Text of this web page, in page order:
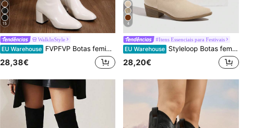
15
WalkInStyle
EU Warehouse FVPFVP Botas femininas de cano alto para equitação com biqueira quadrada, salto grosso, efeito emagrecedor, botas altas versáteis sem atacadores para estilo de rua diário no outono/inverno
28,38€
4
#Itens Essenciais para Festivais
EU Warehouse Styleloop Botas femininas de cano médio, ideais para looks boho, retrô americano, boêmio, country, festivais de música, festas, Natal, Halloween, férias e viagens.
28,20€